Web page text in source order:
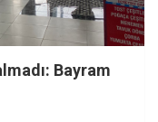
Bayram